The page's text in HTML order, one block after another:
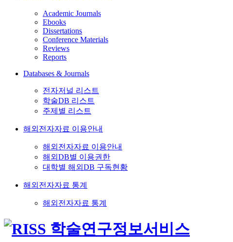
Academic Journals
Ebooks
Dissertations
Conference Materials
Reviews
Reports
Databases & Journals
전자저널 리스트
학술DB 리스트
주제별 리스트
해외전자자료 이용안내
해외전자자료 이용안내
해외DB별 이용권한
대학별 해외DB 구독현황
해외전자자료 통계
해외전자자료 통계